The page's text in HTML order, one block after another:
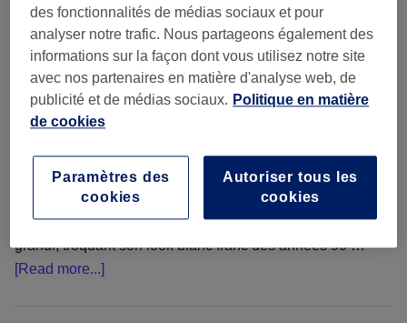
Vous connaissez la scène : il est
tard, vous cherchez l'inspiration
pour vos ongles et vous
enregistrez photo sur photo, et
l'ongle. La French manucure n'a
en réalité jamais disparu (on vous comprend, certains
classiques restent indémodables). Elle a simplement
grandi, troquant son look blanc franc des années 90 …
[Read more...]about
des fonctionnalités de médias sociaux et pour
analyser notre trafic. Nous partageons également des
informations sur la façon dont vous utilisez notre site
avec nos partenaires en matière d'analyse web, de
publicité et de médias sociaux. Politique en matière
de cookies
Autoriser tous les
cookies
Paramètres des
cookies